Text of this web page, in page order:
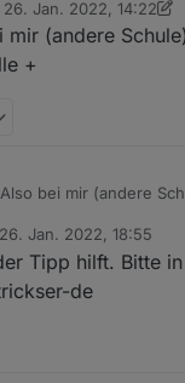
26. Jan. 2022, 14:22
von oxident
mir (andere
+
26. Jan. 2022, 18:55
von
Tipp hilft. Bitte
de